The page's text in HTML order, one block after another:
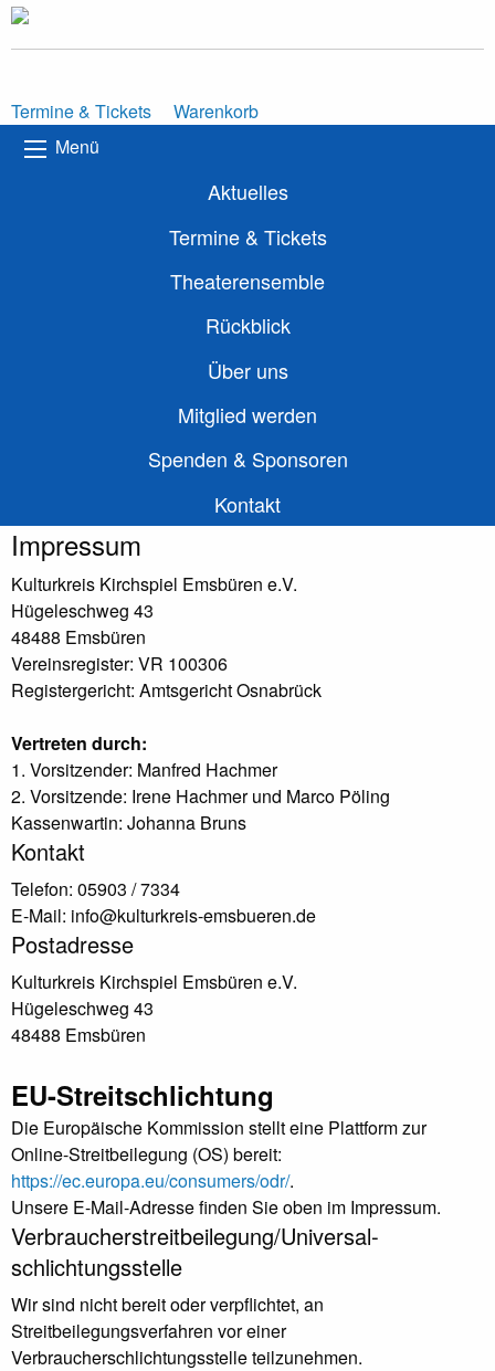
Termine & Tickets
Warenkorb
Menü
Aktuelles
Termine & Tickets
Theaterensemble
Rückblick
Über uns
Mitglied werden
Spenden & Sponsoren
Kontakt
Impressum
Kulturkreis Kirchspiel Emsbüren e.V.
Hügeleschweg 43
48488 Emsbüren
Vereinsregister: VR 100306
Registergericht: Amtsgericht Osnabrück
Vertreten durch:
1. Vorsitzender: Manfred Hachmer
2. Vorsitzende: Irene Hachmer und Marco Pöling
Kassenwartin: Johanna Bruns
Kontakt
Telefon: 05903 / 7334
E-Mail: info@kulturkreis-emsbueren.de
Postadresse
Kulturkreis Kirchspiel Emsbüren e.V.
Hügeleschweg 43
48488 Emsbüren
EU-Streitschlichtung
Die Europäische Kommission stellt eine Plattform zur
Online-Streitbeilegung (OS) bereit:
https://ec.europa.eu/consumers/odr/.
Unsere E-Mail-Adresse finden Sie oben im Impressum.
Verbraucher­streit­beilegung/Universal­
schlichtungs­stelle
Wir sind nicht bereit oder verpflichtet, an
Streitbeilegungsverfahren vor einer
Verbraucherschlichtungsstelle teilzunehmen.